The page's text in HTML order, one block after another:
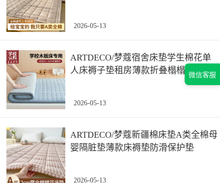
2026-05-13
ARTDECO/梦蔻宿舍床垫学生棉花单
人床褥子垫租房薄款折叠榻榻米
2026-05-13
ARTDECO/梦蔻新疆棉床垫A类全棉母
婴隔脏垫薄款床褥垫防滑保护垫
2026-05-13
微信客服